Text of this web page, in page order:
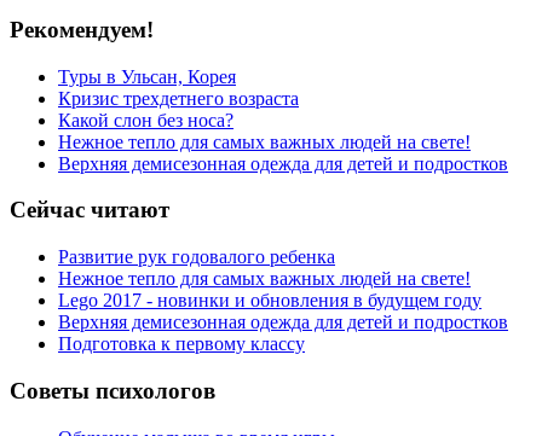
Рекомендуем!
Туры в Ульсан, Корея
Кризис трехдетнего возраста
Какой слон без носа?
Нежное тепло для самых важных людей на свете!
Верхняя демисезонная одежда для детей и подростков
Сейчас читают
Развитие рук годовалого ребенка
Нежное тепло для самых важных людей на свете!
Lego 2017 - новинки и обновления в будущем году
Верхняя демисезонная одежда для детей и подростков
Подготовка к первому классу
Советы психологов